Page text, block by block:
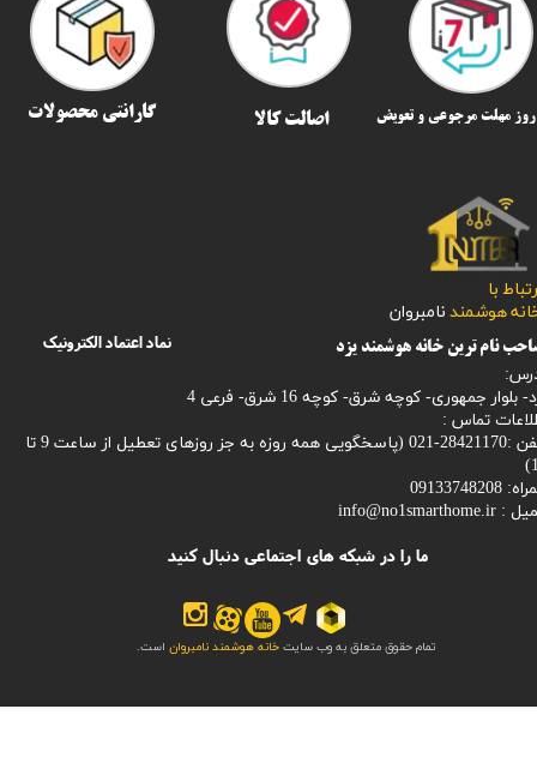
تمام حقوق متعلق به وب سایت خانه هوشمند نامبروان است.
با
هوشمند نامبروان
بلوار جمهوری- کوچه شرق- کوچه 16 شرق- فرعی 4
تماس :
021 (
پاسخگویی همه روزه به جز روزهای تعطیل از ساعت 9 تا
09133748208
:
info@no1smarthome.ir
ما را در شبکه های اجتماعی دنبال کنید
نماد اعتماد الکترونیک
اصالت کالا گارانتی محصولات
نام ترین خانه هوشمند یزد